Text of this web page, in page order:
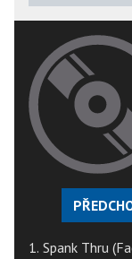
1. Spank Thru